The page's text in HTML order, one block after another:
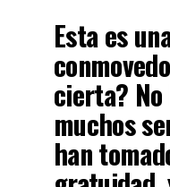
Esta es
cierta?
muchos
han